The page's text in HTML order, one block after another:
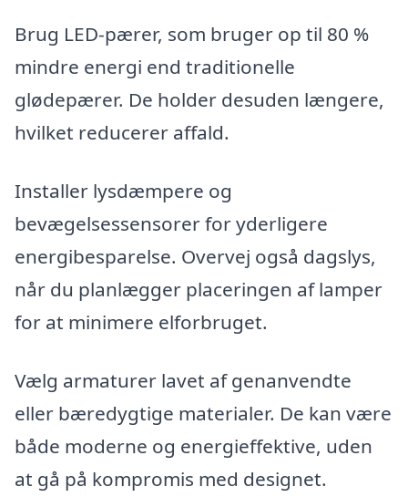
Brug LED-pærer, som bruger op til 80 %
mindre energi end traditionelle
glødepærer. De holder desuden længere,
hvilket reducerer affald.
Installer lysdæmpere og
bevægelsessensorer for yderligere
energibesparelse. Overvej også dagslys,
når du planlægger placeringen af lamper
for at minimere elforbruget.
Vælg armaturer lavet af genanvendte
eller bæredygtige materialer. De kan være
både moderne og energieffektive, uden
at gå på kompromis med designet.